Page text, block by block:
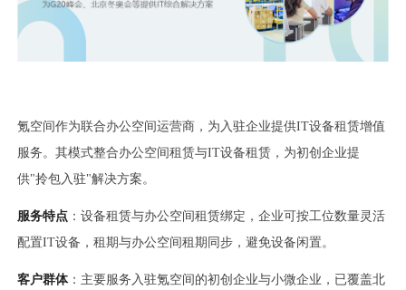
氪空间作为联合办公空间运营商，为入驻企业提供IT设备租赁增值
服务。其模式整合办公空间租赁与IT设备租赁，为初创企业提
供"拎包入驻"解决方案。
服务特点 ：设备租赁与办公空间租赁绑定，企业可按工位数量灵活
配置IT设备，租期与办公空间租期同步，避免设备闲置。
客户群体：主要服务入驻氪空间的初创企业与小微企业，已覆盖北